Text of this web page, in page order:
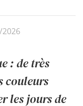
: de très
couleurs
les jours de